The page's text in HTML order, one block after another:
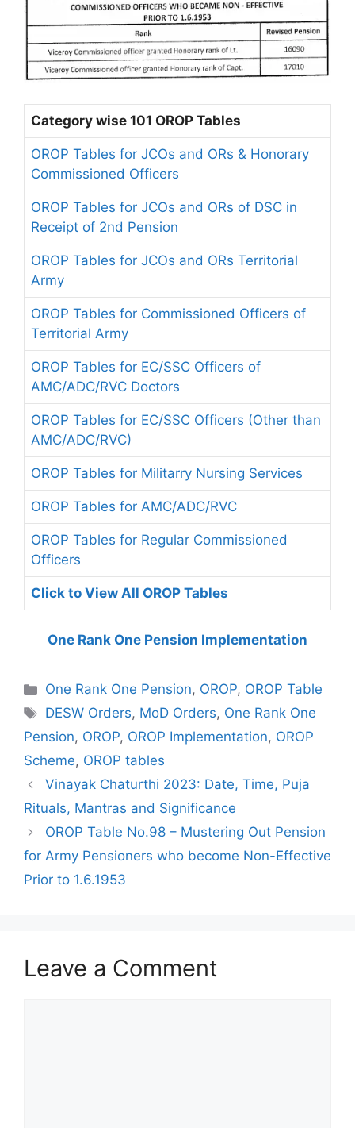
Category wise 101 OROP Tables
OROP Tables for JCOs and ORs & Honorary
Commissioned Officers
OROP Tables for JCOs and ORs of DSC in
Receipt of 2nd Pension
OROP Tables for JCOs and ORs Territorial
Army
OROP Tables for Commissioned Officers of
Territorial Army
OROP Tables for EC/SSC Officers of
AMC/ADC/RVC Doctors
OROP Tables for EC/SSC Officers (Other than
AMC/ADC/RVC)
OROP Tables for Militarry Nursing Services
OROP Tables for AMC/ADC/RVC
OROP Tables for Regular Commissioned
Officers
Click to View All OROP Tables
One Rank One Pension Implementation
Categories
One Rank One Pension, OROP, OROP Table
Tags
DESW Orders, MoD Orders, One Rank One
Pension, OROP, OROP Implementation, OROP
Scheme, OROP tables
Vinayak Chaturthi 2023: Date, Time, Puja
Rituals, Mantras and Significance
OROP Table No.98 – Mustering Out Pension
for Army Pensioners who become Non-Effective
Prior to 1.6.1953
Leave a Comment